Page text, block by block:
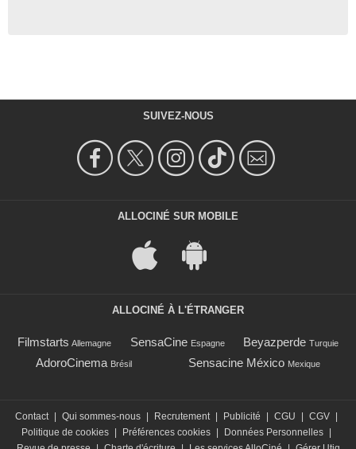
SUIVEZ-NOUS
ALLOCINÉ SUR MOBILE
ALLOCINÉ À L'ÉTRANGER
Filmstarts Allemagne SensaCine Espagne Beyazperde Turquie
AdoroCinema Brésil Sensacine México Mexique
Contact Qui sommes-nous Recrutement Publicité CGU CGV
Politique de cookies
Préférences cookies Données Personnelles